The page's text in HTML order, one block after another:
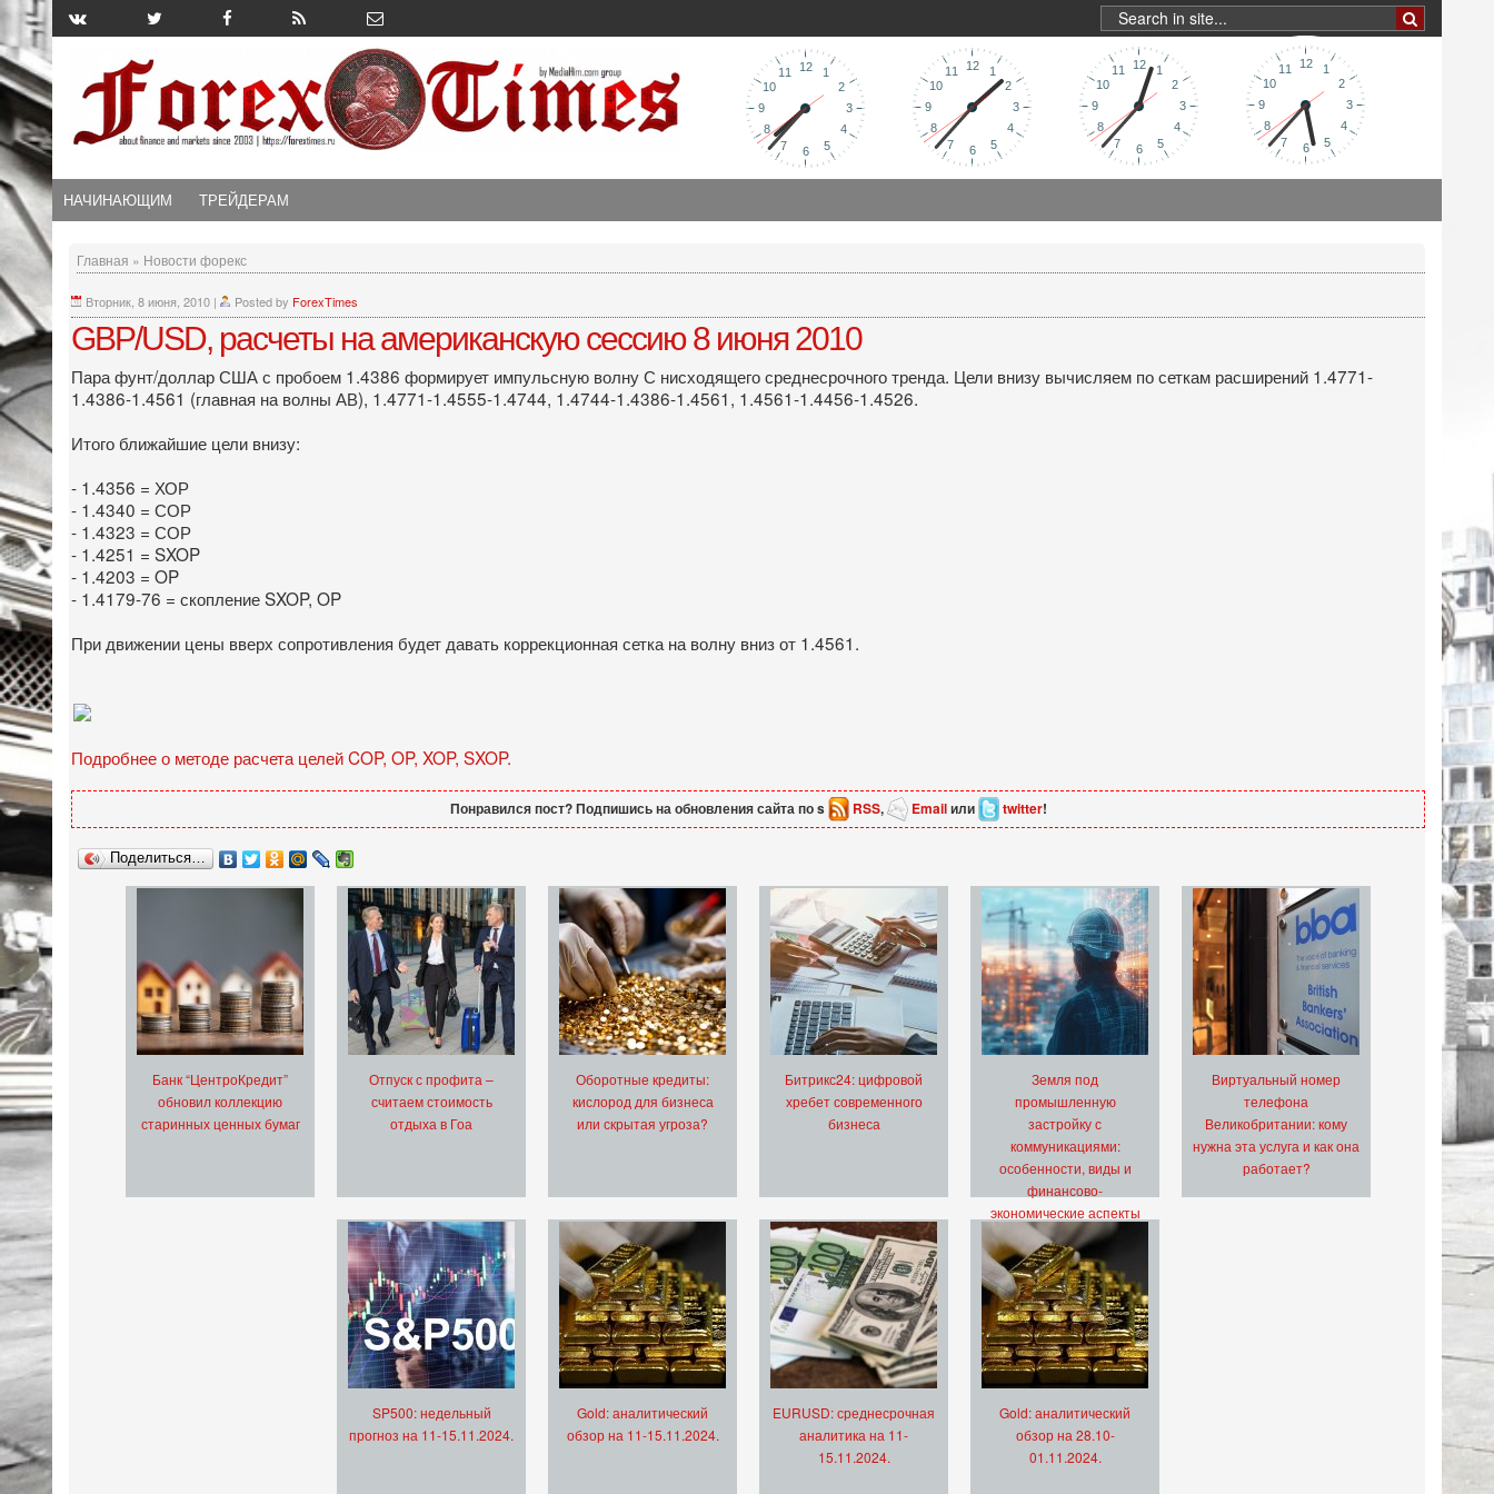
НАЧИНАЮЩИМ ТРЕЙДЕРАМ
Главная » Новости форекс
Вторник, 8 июня, 2010 | Posted by ForexTimes
GBP/USD, расчеты на американскую сессию 8 июня 2010
Пара фунт/доллар США с пробоем 1.4386 формирует импульсную волну С нисходящего среднесрочного тренда. Цели внизу вычисляем по сеткам расширений 1.4771-
1.4386-1.4561 (главная на волны АВ), 1.4771-1.4555-1.4744, 1.4744-1.4386-1.4561, 1.4561-1.4456-1.4526.
Итого ближайшие цели внизу:
- 1.4356 = ХОР
- 1.4340 = СОР
- 1.4323 = СОР
- 1.4251 = SXOP
- 1.4203 = OP
- 1.4179-76 = скопление SXOP, OP
При движении цены вверх сопротивления будет давать коррекционная сетка на волну вниз от 1.4561.
Подробнее о методе расчета целей COP, OP, XOP, SXOP.
Понравился пост? Подпишись на обновления сайта по s RSS, Emailили twitter!
Поделиться…
Банк “ЦентроКредит”
обновил коллекцию
старинных ценных бумаг
Отпуск с профита –
считаем стоимость
отдыха в Гоа
Оборотные кредиты:
кислород для бизнеса
или скрытая угроза?
Битрикс24: цифровой
хребет современного
бизнеса
Земля под
промышленную
застройку с
коммуникациями:
особенности, виды и
финансово-
экономические аспекты
Виртуальный номер
телефона
Великобритании: кому
нужна эта услуга и как она
работает?
SP500: недельный
прогноз на 11-15.11.2024.
Gold: аналитический
обзор на 11-15.11.2024.
EURUSD: среднесрочная
аналитика на 11-
15.11.2024.
Gold: аналитический
обзор на 28.10-
01.11.2024.